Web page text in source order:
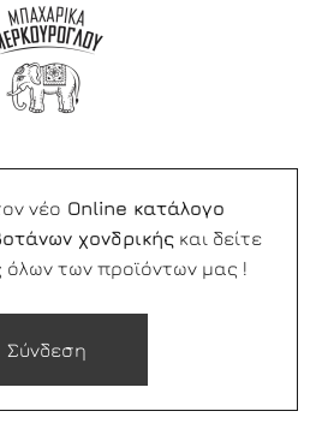
νέο Online κατάλογο
χονδρικής και δείτε
όλων των προϊόντων μας !
Σύνδεση